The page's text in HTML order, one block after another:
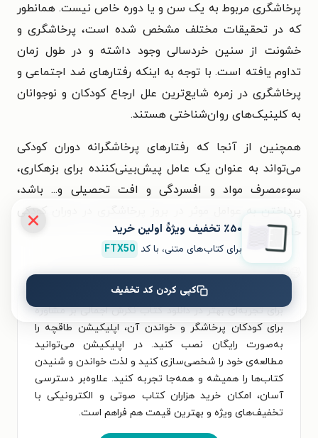
پرخاشگری مربوط به یک سن و یا دوره خاص نیست. همانطور
که در تحقیقات مختلف مشخص شده است، پرخاشگری و
خشونت از سنین خردسالی وجود داشته و در طول زمان
تداوم یافته است. با توجه به اینکه رفتارهای ضد اجتماعی و
پرخاشگری در زمره شایع‌ترین علل ارجاع کودکان و نوجوانان
به کلینیک‌های روان‌شناختی هستند.
همچنین از آنجا که رفتارهای پرخاشگرانه دوران کودکی
می‌تواند به عنوان یک عامل پیش‌بینی‌کننده برای بزهکاری،
سوءمصرف مواد و افسردگی و افت تحصیلی و... باشد،
پرداختن به عوامل موثر در بروز پرخاشگری در دوران کودکی
حائز اهمیت می‌باشد.»
معرفی این کتاب در تاریخ ۲۴ اردیبهشت ۱۴۰۵ به‌روزرسانی شده است.
برای تجربه‌ای بهتر در دانلود کتاب نگرش اجمالی بر مشاوره
برای کودکان پرخاشگر و خواندن آن، اپلیکیشن طاقچه را
به‌صورت رایگان نصب کنید. در اپلیکیشن می‌توانید
مطالعه‌ی خود را شخصی‌سازی کنید و لذت خواندن و شنیدن
کتاب‌ها را همیشه و همه‌جا تجربه کنید. علاوه‌بر دسترسی
آسان، امکان خرید هزاران کتاب صوتی و الکترونیکی با
تخفیف‌های ویژه و بهترین قیمت هم فراهم است.
٪۵۰ تخفیف ویژۀ اولین خرید
برای کتاب‌های متنی، با کد FTX50
کپی کردن کد تخفیف